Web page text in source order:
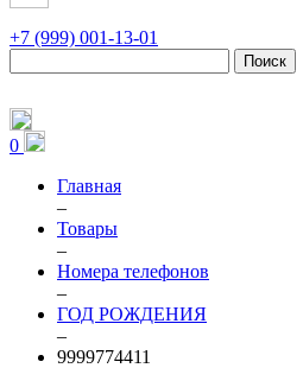
+7 (999) 001-13-01
Поиск
0
Главная
–
Товары
–
Номера телефонов
–
ГОД РОЖДЕНИЯ
–
9999774411